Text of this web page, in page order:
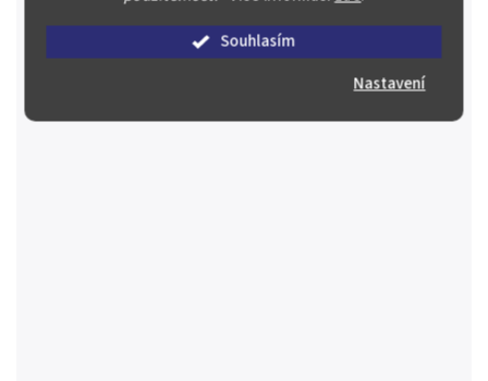
Souhlasím
Nastavení
3 000 Kč
Do košíku
nahoře N-0/aUNC